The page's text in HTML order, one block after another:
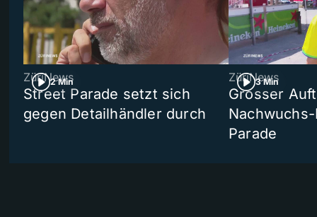
2 Min
ZüriNews
Street Parade setzt sich
gegen Detailhändler durch
3 Min
ZüriNews
Grosser
Parade